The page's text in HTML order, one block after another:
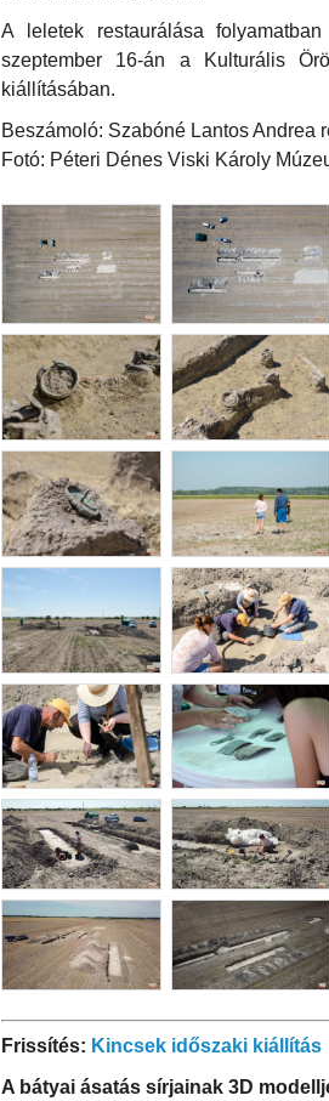
A leletek restaurálása
szeptember 16-án a Kulturális
kiállításában.
Beszámoló: Szabóné Lantos Andrea
Fotó: Péteri Dénes Viski Károly
Frissítés: Kincsek időszaki kiállítás
A bátyai ásatás sírjainak 3D